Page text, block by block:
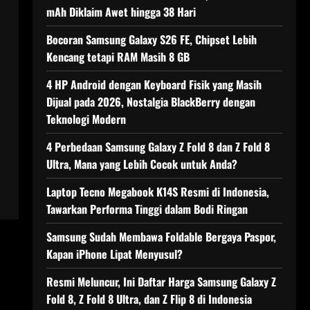
mAh Diklaim Awet hingga 38 Hari
Bocoran Samsung Galaxy S26 FE, Chipset Lebih
Kencang tetapi RAM Masih 8 GB
4 HP Android dengan Keyboard Fisik yang Masih
Dijual pada 2026, Nostalgia BlackBerry dengan
Teknologi Modern
4 Perbedaan Samsung Galaxy Z Fold 8 dan Z Fold 8
Ultra, Mana yang Lebih Cocok untuk Anda?
Laptop Tecno Megabook K14S Resmi di Indonesia,
Tawarkan Performa Tinggi dalam Bodi Ringan
Samsung Sudah Membawa Foldable Bergaya Paspor,
Kapan iPhone Lipat Menyusul?
Resmi Meluncur, Ini Daftar Harga Samsung Galaxy Z
Fold 8, Z Fold 8 Ultra, dan Z Flip 8 di Indonesia